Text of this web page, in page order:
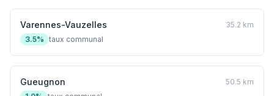
Varennes-Vauzelles
35.2 km
3.5% taux communal
Gueugnon
50.5 km